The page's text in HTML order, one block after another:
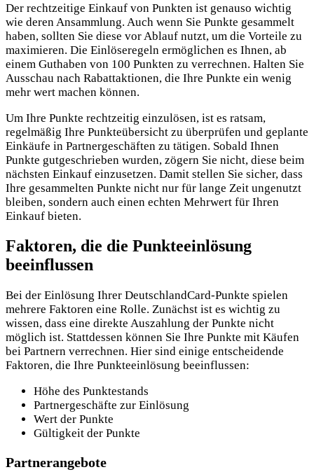
Der rechtzeitige Einkauf von Punkten ist genauso wichtig
wie deren Ansammlung. Auch wenn Sie Punkte gesammelt
haben, sollten Sie diese vor Ablauf nutzt, um die Vorteile zu
maximieren. Die Einlöseregeln ermöglichen es Ihnen, ab
einem Guthaben von 100 Punkten zu verrechnen. Halten Sie
Ausschau nach Rabattaktionen, die Ihre Punkte ein wenig
mehr wert machen können.
Um Ihre Punkte rechtzeitig einzulösen, ist es ratsam,
regelmäßig Ihre Punkteübersicht zu überprüfen und geplante
Einkäufe in Partnergeschäften zu tätigen. Sobald Ihnen
Punkte gutgeschrieben wurden, zögern Sie nicht, diese beim
nächsten Einkauf einzusetzen. Damit stellen Sie sicher, dass
Ihre gesammelten Punkte nicht nur für lange Zeit ungenutzt
bleiben, sondern auch einen echten Mehrwert für Ihren
Einkauf bieten.
Faktoren, die die Punkteeinlösung
beeinflussen
Bei der Einlösung Ihrer DeutschlandCard-Punkte spielen
mehrere Faktoren eine Rolle. Zunächst ist es wichtig zu
wissen, dass eine direkte Auszahlung der Punkte nicht
möglich ist. Stattdessen können Sie Ihre Punkte mit Käufen
bei Partnern verrechnen. Hier sind einige entscheidende
Faktoren, die Ihre Punkteeinlösung beeinflussen:
Höhe des Punktestands
Partnergeschäfte zur Einlösung
Wert der Punkte
Gültigkeit der Punkte
Partnerangebote